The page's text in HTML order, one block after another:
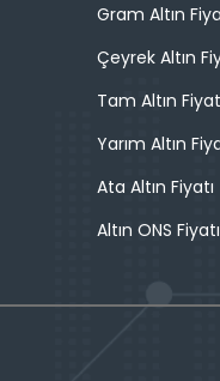
Gram Altın
Çeyrek Altın
Tam Altın
Yarım Altın
Ata Altın Fiyatı
Altın ONS Fiyatı